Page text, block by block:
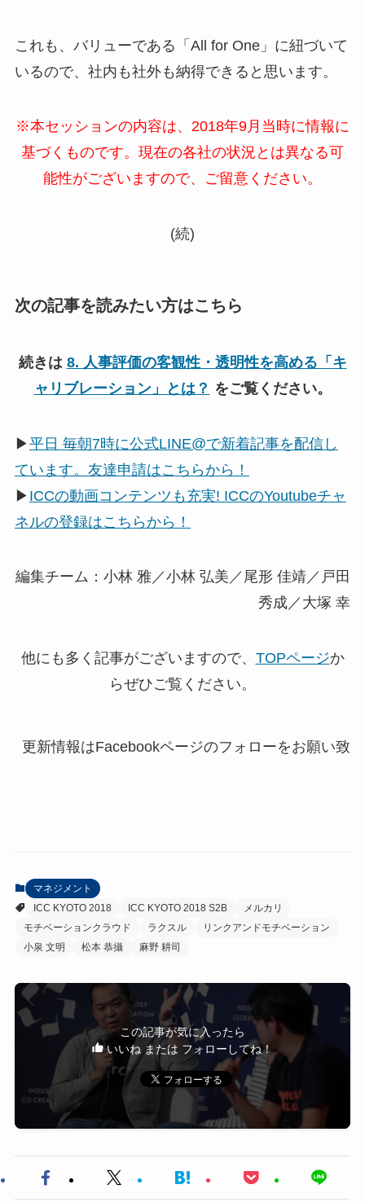
これも、バリューである「All for One」に紐づいて
いるので、社内も社外も納得できると思います。
※本セッションの内容は、2018年9月当時に情報に
基づくものです。現在の各社の状況とは異なる可
能性がございますので、ご留意ください。
(続)
次の記事を読みたい方はこちら
続きは 8. 人事評価の客観性・透明性を高める「キ
ャリブレーション」とは？ をご覧ください。
▶平日 毎朝7時に公式LINE@で新着記事を配信し
ています。友達申請はこちらから！
▶ ICCの動画コンテンツも充実! ICCのYoutubeチャ
ネルの登録はこちらから！
編集チーム：小林 雅／小林 弘美／尾形 佳靖／戸田
秀成／大塚 幸
他にも多く記事がございますので、 TOPページか
らぜひご覧ください。
マネジメント
ICC KYOTO 2018
ICC KYOTO 2018 S2B
メルカリ
モチベーションクラウド
ラクスル
リンクアンドモチベーション
小泉 文明
松本 恭攝 麻野 耕司
この記事が気に入ったら
いいね または フォローしてね！